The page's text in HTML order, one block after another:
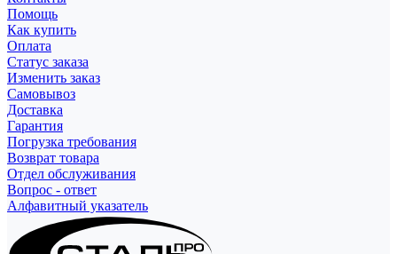
Помощь
Как купить
Оплата
Статус заказа
Изменить заказ
Самовывоз
Доставка
Гарантия
Погрузка требования
Возврат товара
Отдел обслуживания
Вопрос - ответ
Алфавитный указатель